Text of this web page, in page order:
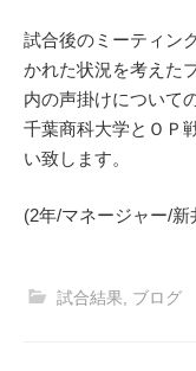
試合後のミーティン
かれた状況を考えた
内の声掛けについて
千葉商科大学とＯＰ
い致します。
(2年/マネージャー/新
試合結果, ブログ